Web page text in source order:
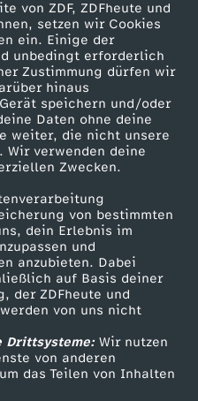
von ZDF, ZDFheute und
setzen wir Cookies
ein. Einige der
unbedingt erforderlich
Zustimmung dürfen wir
hinaus
speichern und/oder
Daten ohne deine
weiter, die nicht unsere
verwenden deine
Zwecken.
von bestimmten
dein Erlebnis im
und
anzubieten. Dabei
auf Basis deiner
der ZDFheute und
von uns nicht
Drittsysteme:Wir nutzen
von anderen
das Teilen von Inhalten
Service
ZDFmitreden
Kontakt zum ZDF
Tickets
Zuschauerservice
Hilfe